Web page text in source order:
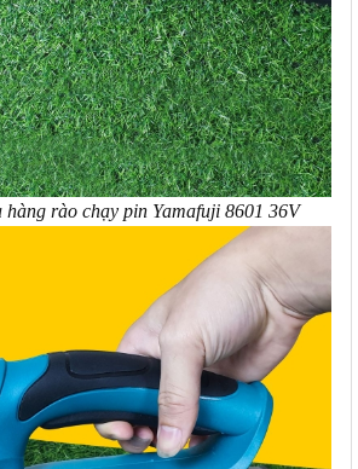
rào chạy pin Yamafuji 8601 36V